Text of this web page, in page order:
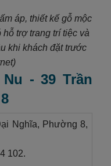
áp, thiết kế gỗ mộc
trợ trang trí tiệc và
khi khách đặt trước
- 39 Trần
Nghĩa, Phường 8,
102.